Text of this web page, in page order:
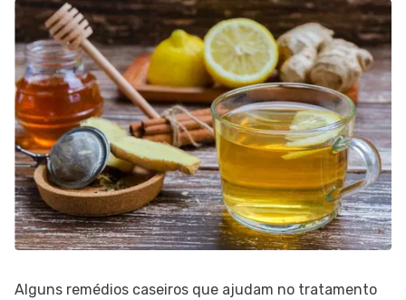
Alguns remédios caseiros que ajudam no tratamento